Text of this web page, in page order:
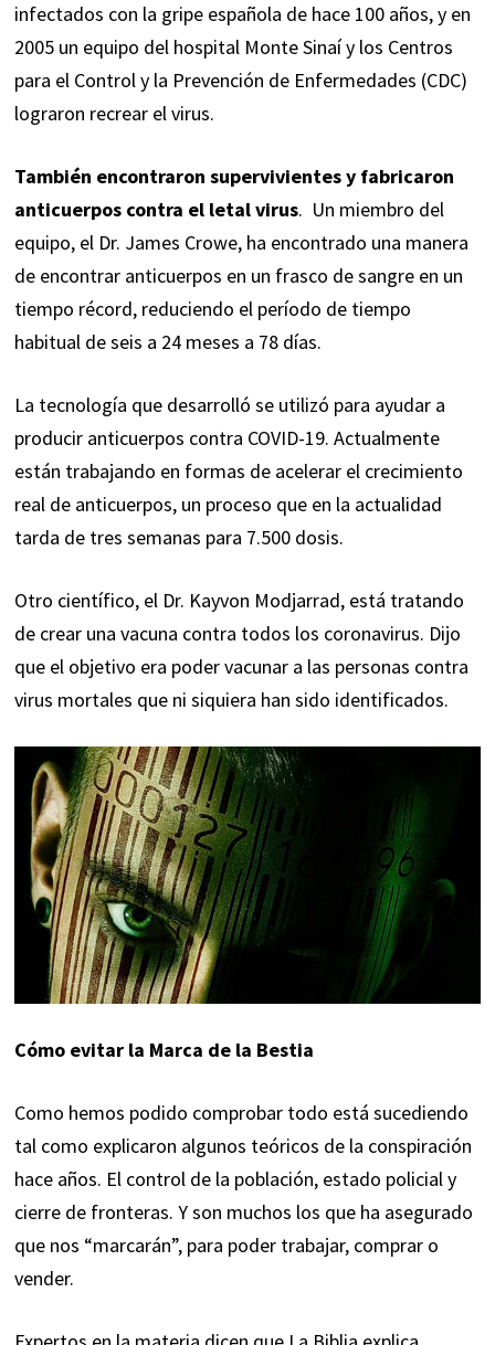
infectados con la gripe española de hace 100 años, y en
2005 un equipo del hospital Monte Sinaí y los Centros
para el Control y la Prevención de Enfermedades (CDC)
lograron recrear el virus.
También encontraron supervivientes y fabricaron
anticuerpos contra el letal virus. Un miembro del
equipo, el Dr. James Crowe, ha encontrado una manera
de encontrar anticuerpos en un frasco de sangre en un
tiempo récord, reduciendo el período de tiempo
habitual de seis a 24 meses a 78 días.
La tecnología que desarrolló se utilizó para ayudar a
producir anticuerpos contra COVID-19. Actualmente
están trabajando en formas de acelerar el crecimiento
real de anticuerpos, un proceso que en la actualidad
tarda de tres semanas para 7.500 dosis.
Otro científico, el Dr. Kayvon Modjarrad, está tratando
de crear una vacuna contra todos los coronavirus. Dijo
que el objetivo era poder vacunar a las personas contra
virus mortales que ni siquiera han sido identificados.
Cómo evitar la Marca de la Bestia
Como hemos podido comprobar todo está sucediendo
tal como explicaron algunos teóricos de la conspiración
hace años. El control de la población, estado policial y
cierre de fronteras. Y son muchos los que ha asegurado
que nos “marcarán”, para poder trabajar, comprar o
vender.